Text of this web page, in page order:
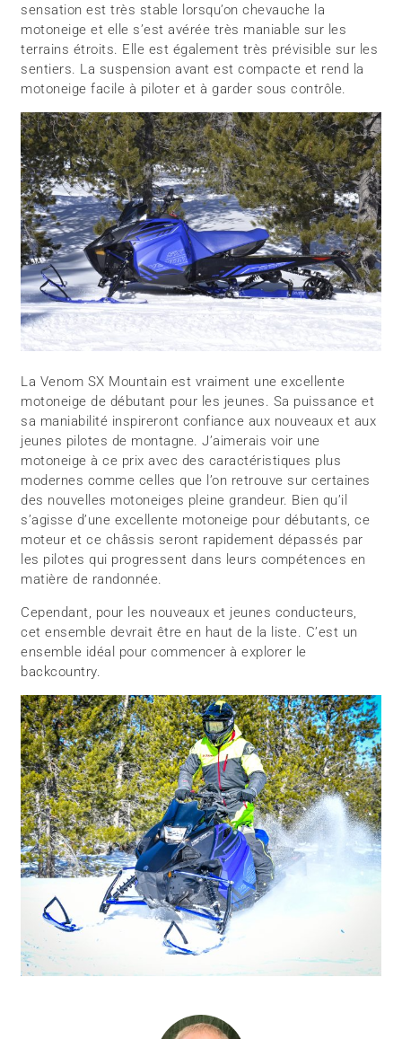
sensation est très stable lorsqu’on chevauche la
motoneige et elle s’est avérée très maniable sur les
terrains étroits. Elle est également très prévisible sur les
sentiers. La suspension avant est compacte et rend la
motoneige facile à piloter et à garder sous contrôle.
La Venom SX Mountain est vraiment une excellente
motoneige de débutant pour les jeunes. Sa puissance et
sa maniabilité inspireront confiance aux nouveaux et aux
jeunes pilotes de montagne. J’aimerais voir une
motoneige à ce prix avec des caractéristiques plus
modernes comme celles que l’on retrouve sur certaines
des nouvelles motoneiges pleine grandeur. Bien qu’il
s’agisse d’une excellente motoneige pour débutants, ce
moteur et ce châssis seront rapidement dépassés par
les pilotes qui progressent dans leurs compétences en
matière de randonnée.
Cependant, pour les nouveaux et jeunes conducteurs,
cet ensemble devrait être en haut de la liste. C’est un
ensemble idéal pour commencer à explorer le
backcountry.